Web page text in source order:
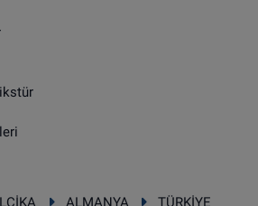
ALMANYA
TÜRKİYE